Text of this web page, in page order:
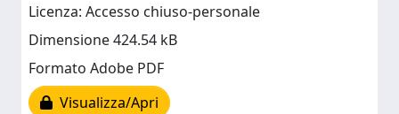
Licenza: Accesso chiuso-personale
Dimensione 424.54 kB
Formato Adobe PDF
Visualizza/Apri